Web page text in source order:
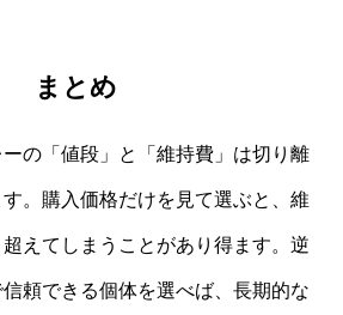
まとめ
の「値段」と「維持費」は切り離
。購入価格だけを見て選ぶと、維
えてしまうことがあり得ます。逆
頼できる個体を選べば、長期的な